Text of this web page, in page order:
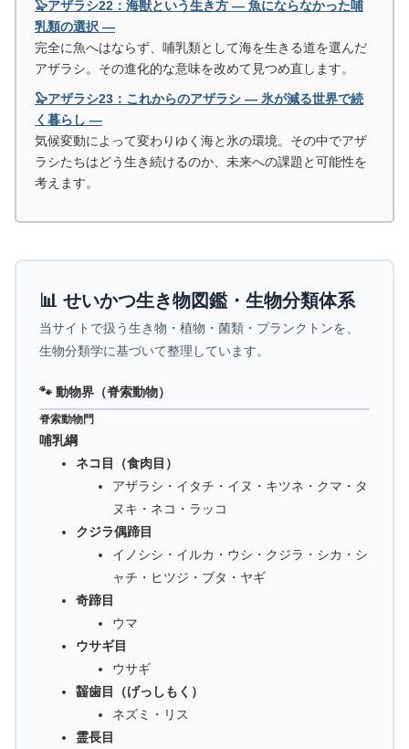
🦭アザラシ22：海獣という生き方 ― 魚にならなかった哺
乳類の選択 ―
完全に魚へはならず、哺乳類として海を生きる道を選んだ
アザラシ。その進化的な意味を改めて見つめ直します。
🦭アザラシ23：これからのアザラシ ― 氷が減る世界で続
く暮らし ―
気候変動によって変わりゆく海と氷の環境。その中でアザ
ラシたちはどう生き続けるのか、未来への課題と可能性を
考えます。
📊 せいかつ生き物図鑑・生物分類体系
当サイトで扱う生き物・植物・菌類・プランクトンを、
生物分類学に基づいて整理しています。
🐾 動物界（脊索動物）
脊索動物門
哺乳綱
ネコ目（食肉目）
アザラシ・イタチ・イヌ・キツネ・クマ・タ
ヌキ・ネコ・ラッコ
クジラ偶蹄目
イノシシ・イルカ・ウシ・クジラ・シカ・シ
ャチ・ヒツジ・ブタ・ヤギ
奇蹄目
ウマ
ウサギ目
ウサギ
齧歯目（げっしもく）
ネズミ・リス
霊長目